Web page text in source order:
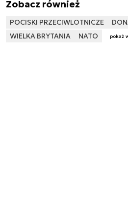
Zobacz również
POCISKI PRZECIWLOTNICZE
WIELKA BRYTANIA
NATO pokaż